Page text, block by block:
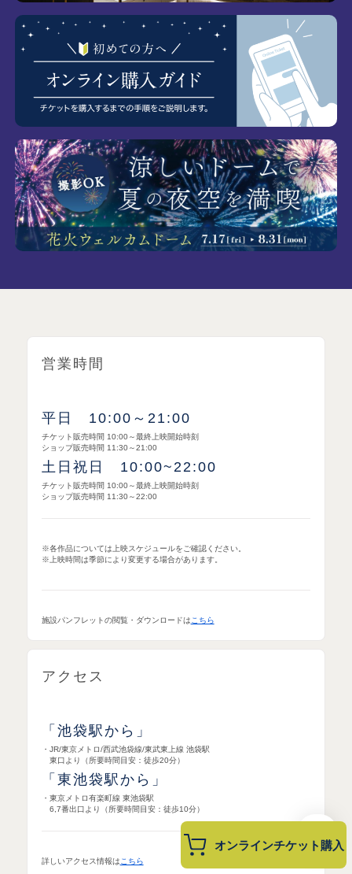
オンラインチケット購入
営業時間
平日 10:00～21:00
チケット販売時間 10:00～最終上映開始時刻
ショップ販売時間 11:30～21:00
土日祝日 10:00~22:00
チケット販売時間 10:00～最終上映開始時刻
ショップ販売時間 11:30～22:00
※各作品については上映スケジュールをご確認ください。
※上映時間は季節により変更する場合があります。
施設パンフレットの閲覧・ダウンロードは こちら
アクセス
「池袋駅から」
・JR/東京メトロ/西武池袋線/東武東上線 池袋駅
東口より（所要時間目安：徒歩20分）
「東池袋駅から」
・東京メトロ有楽町線 東池袋駅
6,7番出口より（所要時間目安：徒歩10分）
詳しいアクセス情報は こちら